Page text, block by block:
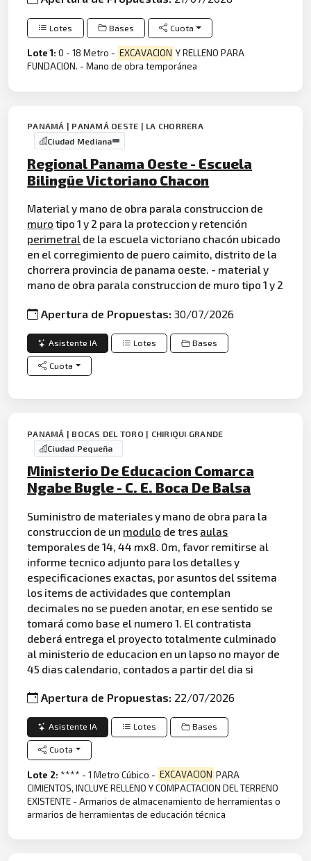
Lotes Bases Cuota
Lote 1:0 - 18 Metro - EXCAVACION Y RELLENO PARA
FUNDACION. - Mano de obra temporánea
PANAMÁ | PANAMÁ OESTE | LA CHORRERA
Ciudad Mediana
Regional Panama Oeste - Escuela
Bilingüe Victoriano Chacon
Material y mano de obra parala construccion de
muro tipo 1 y 2 para la proteccion y retención
perimetral de la escuela victoriano chacón ubicado
en el corregimiento de puero caimito, distrito de la
chorrera provincia de panama oeste. - material y
mano de obra parala construccion de muro tipo 1 y 2
Apertura de Propuestas:30/07/2026
Asistente IA Lotes Bases
Cuota
PANAMÁ | BOCAS DEL TORO | CHIRIQUI GRANDE
Ciudad Pequeña
Ministerio De Educacion Comarca
Ngabe Bugle - C. E. Boca De Balsa
Suministro de materiales y mano de obra para la
construccion de un modulo de tres aulas
temporales de 14, 44 mx8. 0m, favor remitirse al
informe tecnico adjunto para los detalles y
especificaciones exactas, por asuntos del ssitema
los items de actividades que contemplan
decimales no se pueden anotar, en ese sentido se
tomará como base el numero 1. El contratista
deberá entrega el proyecto totalmente culminado
al ministerio de educacion en un lapso no mayor de
45 dias calendario, contados a partir del dia si
Apertura de Propuestas: 22/07/2026
Asistente IA Lotes Bases
Cuota
Lote 2: **** - 1 Metro Cúbico - EXCAVACION PARA
CIMIENTOS, INCLUYE RELLENO Y COMPACTACION DEL TERRENO
EXISTENTE - Armarios de almacenamiento de herramientas o
armarios de herramientas de educación técnica